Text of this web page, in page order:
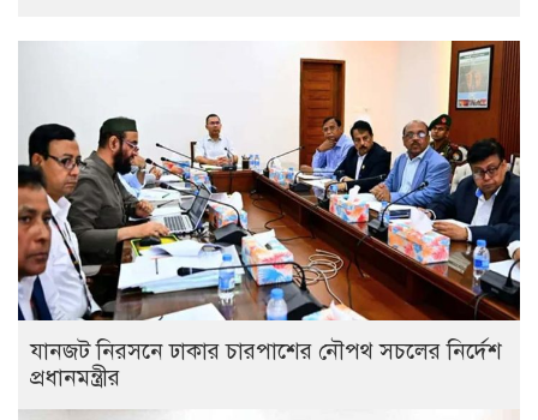
যানজট নিরসনে ঢাকার চারপাশের নৌপথ সচলের নির্দেশ
প্রধানমন্ত্রীর